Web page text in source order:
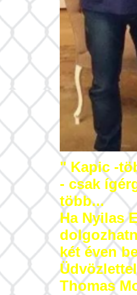
" Kapic -
- csak
több...
Ha Nyilas
két éven
Thomas